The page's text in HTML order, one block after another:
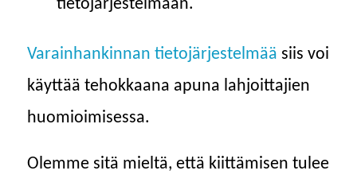
tietojärjestelmään.
Varainhankinnan tietojärjestelmää siis voi
käyttää tehokkaana apuna lahjoittajien
huomioimisessa.
Olemme sitä mieltä, että kiittämisen tulee